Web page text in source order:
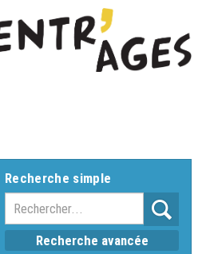
Recherche simple
Recherche avancée